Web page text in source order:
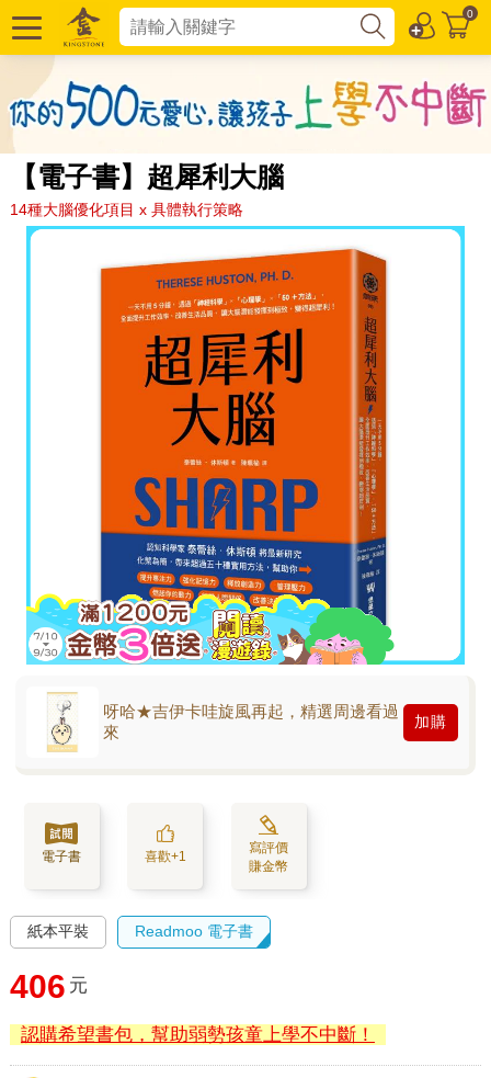
0
【電子書】超犀利大腦
14種大腦優化項目 x 具體執行策略
呀哈★吉伊卡哇旋風再起，精選周邊看過
來
加購
電子書 喜歡+1
寫評價
賺金幣
紙本平裝 Readmoo 電子書
406 元
認購希望書包，幫助弱勢孩童上學不中斷！